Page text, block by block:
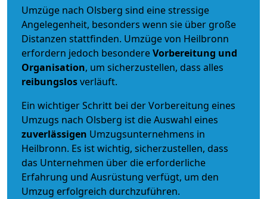
Umzüge nach Olsberg sind eine stressige
Angelegenheit, besonders wenn sie über große
Distanzen stattfinden. Umzüge von Heilbronn
erfordern jedoch besondereVorbereitung und
Organisation, um sicherzustellen, dass alles
reibungslosverläuft.
Ein wichtiger Schritt bei der Vorbereitung eines
Umzugs nach Olsberg ist die Auswahl eines
zuverlässigen Umzugsunternehmens in
Heilbronn. Es ist wichtig, sicherzustellen, dass
das Unternehmen über die erforderliche
Erfahrung und Ausrüstung verfügt, um den
Umzug erfolgreich durchzuführen.